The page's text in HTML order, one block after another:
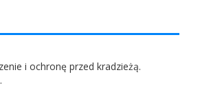
i ochronę przed kradzieżą.